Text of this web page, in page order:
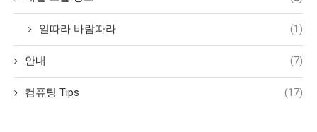
일따라 바람따라 (1)
안내 (7)
컴퓨팅 Tips (17)